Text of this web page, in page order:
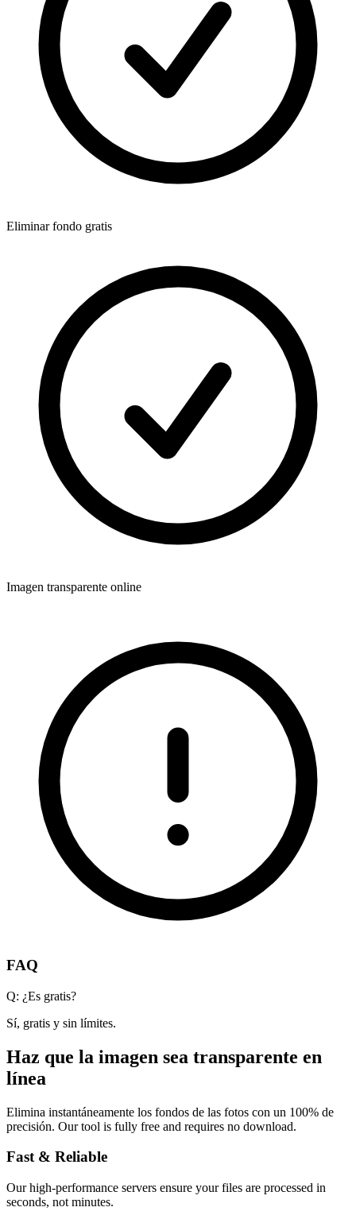
Eliminar fondo gratis
Imagen transparente online
FAQ
Q: ¿Es gratis?
Sí, gratis y sin límites.
Haz que la imagen sea transparente en
línea
Elimina instantáneamente los fondos de las fotos con un 100% de
precisión. Our tool is fully free and requires no download.
Fast & Reliable
Our high-performance servers ensure your files are processed in
seconds, not minutes.